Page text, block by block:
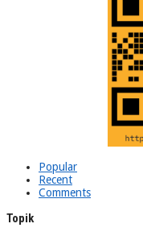
Popular
Recent
Comments
Topik